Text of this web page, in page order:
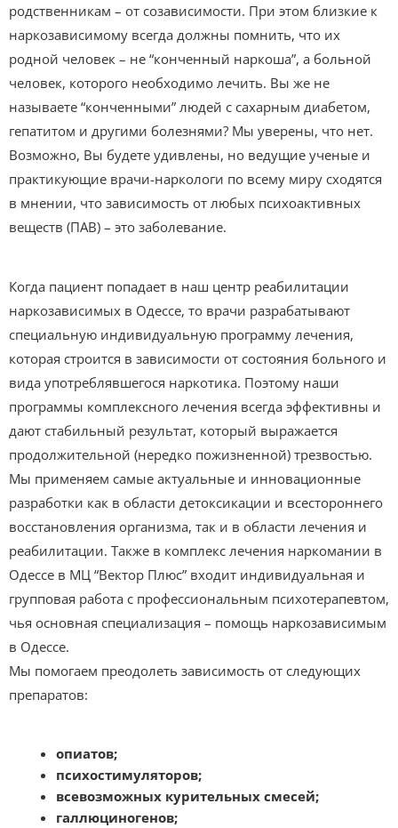
родственникам – от созависимости. При этом близкие к
наркозависимому всегда должны помнить, что их
родной человек – не “конченный наркоша”, а больной
человек, которого необходимо лечить. Вы же не
называете “конченными” людей с сахарным диабетом,
гепатитом и другими болезнями? Мы уверены, что нет.
Возможно, Вы будете удивлены, но ведущие ученые и
практикующие врачи-наркологи по всему миру сходятся
в мнении, что зависимость от любых психоактивных
веществ (ПАВ) – это заболевание.
Когда пациент попадает в наш центр реабилитации
наркозависимых в Одессе, то врачи разрабатывают
специальную индивидуальную программу лечения,
которая строится в зависимости от состояния больного и
вида употреблявшегося наркотика. Поэтому наши
программы комплексного лечения всегда эффективны и
дают стабильный результат, который выражается
продолжительной (нередко пожизненной) трезвостью.
Мы применяем самые актуальные и инновационные
разработки как в области детоксикации и всестороннего
восстановления организма, так и в области лечения и
реабилитации. Также в комплекс лечения наркомании в
Одессе в МЦ “Вектор Плюс” входит индивидуальная и
групповая работа с профессиональным психотерапевтом,
чья основная специализация – помощь наркозависимым
в Одессе.
Мы помогаем преодолеть зависимость от следующих
препаратов:
опиатов;
психостимуляторов;
всевозможных курительных смесей;
галлюциногенов;